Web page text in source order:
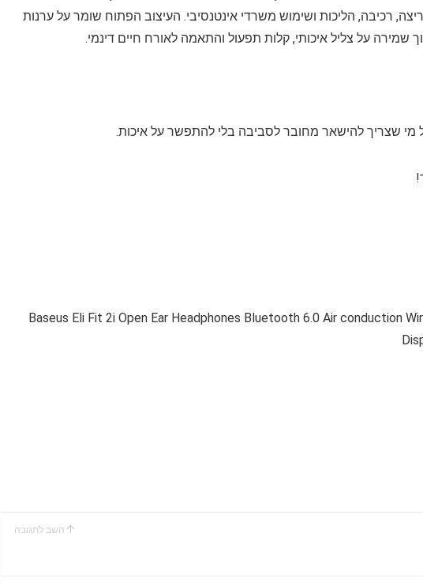
רכיבה, הליכות ושימוש משרדי אינטנסיבי. העיצוב הפתוח שומר על ערנות
שמירה על צליל איכותי, קלות תפעול והתאמה לאורח חיים דינמי.
מי שצריך להישאר מחובר לסביבה בלי להתפשר על איכות.
Baseus Eli Fit 2i Open Ear Headphones Bluetooth 6.0 Air conduction
השב לתגובה